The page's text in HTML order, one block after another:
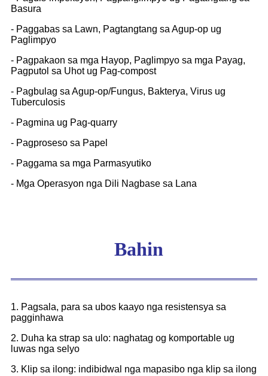
Basura
- Paggabas sa Lawn, Pagtangtang sa Agup-op ug
Paglimpyo
- Pagpakaon sa mga Hayop, Paglimpyo sa mga Payag,
Pagputol sa Uhot ug Pag-compost
- Pagbulag sa Agup-op/Fungus, Bakterya, Virus ug
Tuberculosis
- Pagmina ug Pag-quarry
- Pagproseso sa Papel
- Paggama sa mga Parmasyutiko
- Mga Operasyon nga Dili Nagbase sa Lana
Bahin
1. Pagsala, para sa ubos kaayo nga resistensya sa
pagginhawa
2. Duha ka strap sa ulo: naghatag og komportable ug
luwas nga selyo
3. Klip sa ilong: indibidwal nga mapasibo nga klip sa ilong